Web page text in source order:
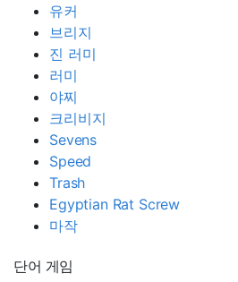
유커
브리지
진 러미
러미
야찌
크리비지
Sevens
Speed
Trash
Egyptian Rat Screw
마작
단어 게임